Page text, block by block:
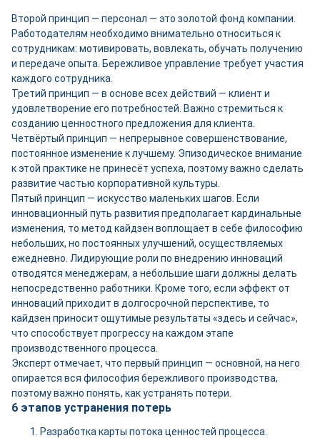
Второй принцип — персонал — это золотой фонд компании.
Работодателям необходимо внимательно относиться к
сотрудникам: мотивировать, вовлекать, обучать получению
и передаче опыта. Бережливое управление требует участия
каждого сотрудника.
Третий принцип — в основе всех действий — клиент и
удовлетворение его потребностей. Важно стремиться к
созданию ценностного предложения для клиента
Четвёртый принцип — непрерывное совершенствование,
постоянное изменение к лучшему. Эпизодическое внимание
к этой практике не принесёт успеха, поэтому важно сделать
развитие частью корпоративной культуры.
Пятый принцип — искусство маленьких шагов. Если
инновационный путь развития предполагает кардинальные
изменения, то метод кайдзен воплощает в себе философию
небольших, но постоянных улучшений, осуществляемых
ежедневно. Лидирующие роли по внедрению инноваций
отводятся менеджерам, а небольшие шаги должны делать
непосредственно работники. Кроме того, если эффект от
инноваций приходит в долгосрочной перспективе, то
кайдзен приносит ощутимые результаты «здесь и сейчас»,
что способствует прогрессу на каждом этапе
производственного процесса.
Эксперт отмечает, что первый принцип — основной, на него
опирается вся философия бережливого производства,
поэтому важно понять, как устранять потери.
6 этапов устранения потерь
Разработка карты потока ценностей процесса.